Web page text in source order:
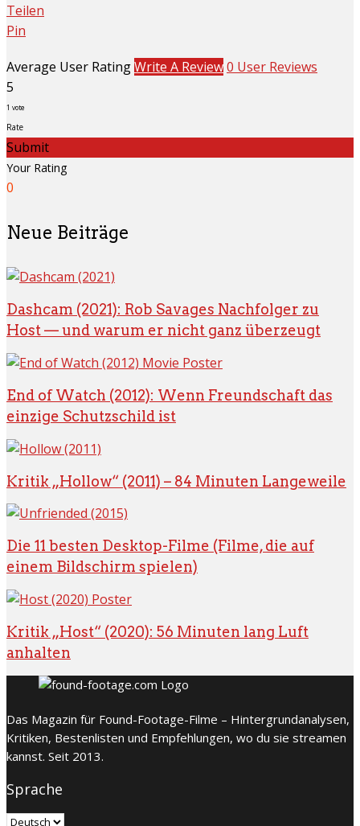
Teilen
Pin
Average User RatingWrite A Review0 User Reviews
5
1 vote
Rate
Submit
Your Rating
0
Neue Beiträge
Dashcam (2021): Rob Savages Nachfolger zu
Host — und warum er nicht ganz überzeugt
End of Watch (2012): Wenn Freundschaft das
einzige Schutzschild ist
Kritik „Hollow“ (2011) – 84 Minuten Langeweile
Die 11 besten Desktop-Filme (Filme, die auf
einem Bildschirm spielen)
Kritik „Host“ (2020): 56 Minuten lang Luft
anhalten
Das Magazin für Found-Footage-Filme – Hintergrundanalysen,
Kritiken, Bestenlisten und Empfehlungen, wo du sie streamen
kannst. Seit 2013.
Sprache
Sprache